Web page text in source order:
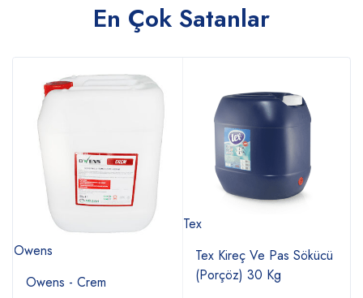
En Çok Satanlar
Owens
Owens - Crem
Tex
Tex Kireç Ve Pas Sökücü
(Porçöz) 30 Kg